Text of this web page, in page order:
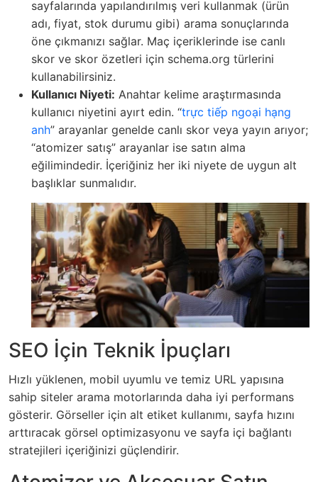
sayfalarında yapılandırılmış veri kullanmak (ürün
adı, fiyat, stok durumu gibi) arama sonuçlarında
öne çıkmanızı sağlar. Maç içeriklerinde ise canlı
skor ve skor özetleri için schema.org türlerini
kullanabilirsiniz.
Kullanıcı Niyeti: Anahtar kelime araştırmasında
kullanıcı niyetini ayırt edin. “trực tiếp ngoại hạng
anh” arayanlar genelde canlı skor veya yayın arıyor;
“atomizer satış” arayanlar ise satın alma
eğilimindedir. İçeriğiniz her iki niyete de uygun alt
başlıklar sunmalıdır.
SEO İçin Teknik İpuçları
Hızlı yüklenen, mobil uyumlu ve temiz URL yapısına
sahip siteler arama motorlarında daha iyi performans
gösterir. Görseller için alt etiket kullanımı, sayfa hızını
arttıracak görsel optimizasyonu ve sayfa içi bağlantı
stratejileri içeriğinizi güçlendirir.